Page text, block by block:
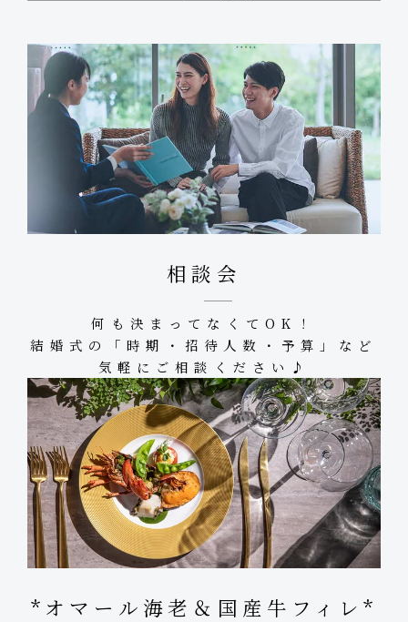
相談会
何も決まってなくてOK！
結婚式の「時期・招待人数・予算」など
気軽にご相談ください♪
*オマール海老＆国産牛フィレ*